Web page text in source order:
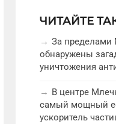
ЧИТАЙТЕ
За пределами
обнаружены
уничтожения
В центре
самый мощный
ускоритель